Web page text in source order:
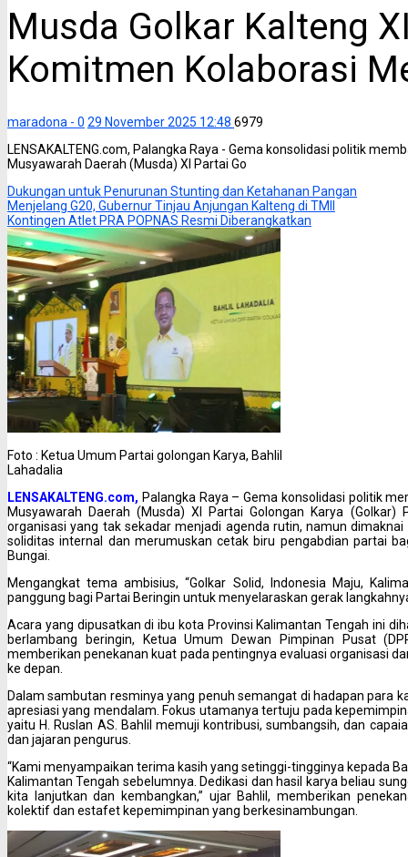
Musda Golkar Kalteng
Komitmen Kolaborasi
maradona - 0 29 November 2025 12:48 6979
LENSAKALTENG.com, Palangka Raya - Gema konsolidasi politik
Musyawarah Daerah (Musda) XI Partai Go
Dukungan untuk Penurunan Stunting dan Ketahanan Pangan
Menjelang G20, Gubernur Tinjau Anjungan Kalteng di TMII
Kontingen Atlet PRA POPNAS Resmi Diberangkatkan
Foto : Ketua Umum Partai golongan Karya, Bahlil
Lahadalia
LENSAKALTENG.com, Palangka Raya – Gema konsolidasi politik
Musyawarah Daerah (Musda) XI Partai Golongan Karya
organisasi yang tak sekadar menjadi agenda rutin, namun
soliditas internal dan merumuskan cetak biru pengabdian partai
Bungai.
Mengangkat tema ambisius, “Golkar Solid, Indonesia Maju,
panggung bagi Partai Beringin untuk menyelaraskan gerak
Acara yang dipusatkan di ibu kota Provinsi Kalimantan Tengah ini
berlambang beringin, Ketua Umum Dewan Pimpinan Pusat
memberikan penekanan kuat pada pentingnya evaluasi organisasi
ke depan.
Dalam sambutan resminya yang penuh semangat di hadapan para
apresiasi yang mendalam. Fokus utamanya tertuju pada
yaitu H. Ruslan AS. Bahlil memuji kontribusi, sumbangsih, dan
dan jajaran pengurus.
“Kami menyampaikan terima kasih yang setinggi-tingginya kepada
Kalimantan Tengah sebelumnya. Dedikasi dan hasil karya beliau
kita lanjutkan dan kembangkan,” ujar Bahlil, memberikan
kolektif dan estafet kepemimpinan yang berkesinambungan.